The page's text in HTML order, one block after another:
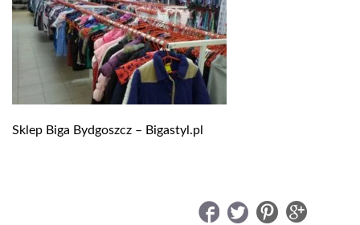
Sklep Biga Bydgoszcz – Bigastyl.pl